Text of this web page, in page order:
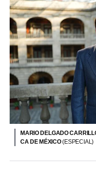
MARIO DELGADO
CA DE MÉXICO(ESPECIAL)